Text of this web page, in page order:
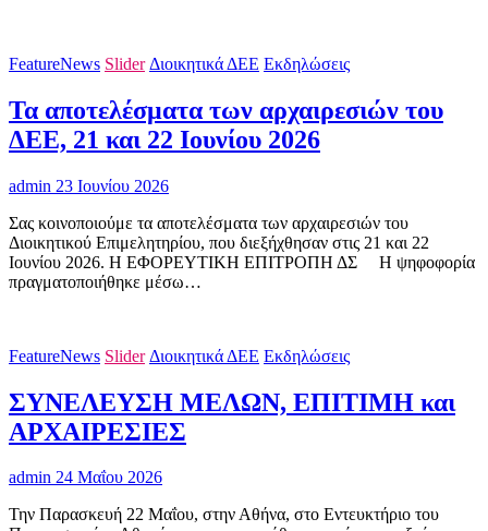
FeatureNews Slider Διοικητικά ΔΕΕ Εκδηλώσεις
Τα αποτελέσματα των αρχαιρεσιών του
ΔΕΕ, 21 και 22 Ιουνίου 2026
admin 23 Ιουνίου 2026
Σας κοινοποιούμε τα αποτελέσματα των αρχαιρεσιών του
Διοικητικού Επιμελητηρίου, που διεξήχθησαν στις 21 και 22
Ιουνίου 2026. Η ΕΦΟΡΕΥΤΙΚΗ ΕΠΙΤΡΟΠΗ ΔΣ H ψηφοφορία
πραγματοποιήθηκε μέσω…
FeatureNews Slider Διοικητικά ΔΕΕ Εκδηλώσεις
ΣΥΝΕΛΕΥΣΗ ΜΕΛΩΝ, ΕΠΙΤΙΜΗ και
ΑΡΧΑΙΡΕΣΙΕΣ
admin 24 Μαΐου 2026
Την Παρασκευή 22 Μαΐου, στην Αθήνα, στο Εντευκτήριο του